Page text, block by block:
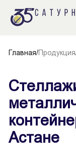
Главная/Продукция
Астане